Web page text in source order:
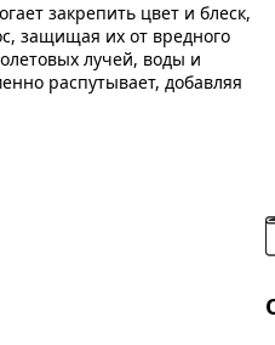
закрепить цвет и блеск,
защищая их от вредного
лучей, воды и
распутывает, добавляя